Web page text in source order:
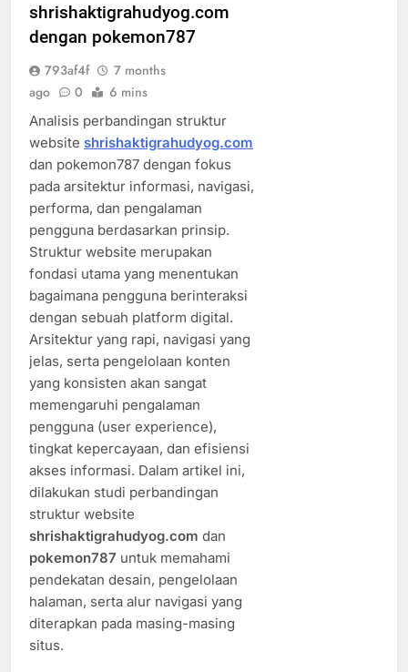
shrishaktigrahudyog.com
dengan pokemon787
793af4f
7 months
ago
0 6 mins
Analisis perbandingan struktur
website shrishaktigrahudyog.com
dan pokemon787 dengan fokus
pada arsitektur informasi, navigasi,
performa, dan pengalaman
pengguna berdasarkan prinsip.
Struktur website merupakan
fondasi utama yang menentukan
bagaimana pengguna berinteraksi
dengan sebuah platform digital.
Arsitektur yang rapi, navigasi yang
jelas, serta pengelolaan konten
yang konsisten akan sangat
memengaruhi pengalaman
pengguna (user experience),
tingkat kepercayaan, dan efisiensi
akses informasi. Dalam artikel ini,
dilakukan studi perbandingan
struktur website
shrishaktigrahudyog.com dan
pokemon787 untuk memahami
pendekatan desain, pengelolaan
halaman, serta alur navigasi yang
diterapkan pada masing-masing
situs.